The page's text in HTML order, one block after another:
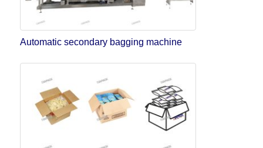
Automatic secondary bagging machine